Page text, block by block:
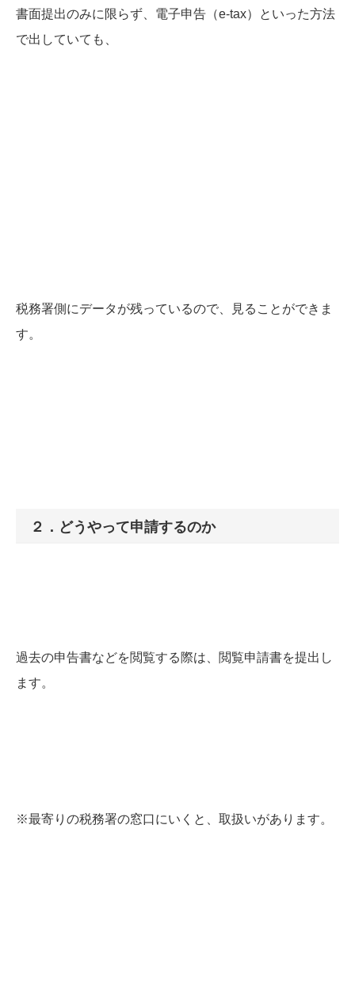
書面提出のみに限らず、電子申告（e-tax）といった方法
で出していても、
税務署側にデータが残っているので、
見ることができま
す。
２．どうやって申請するのか
過去の申告書などを閲覧する際は、閲覧申請書を提出し
ます。
※最寄りの税務署の窓口にいくと、取扱いがあります。